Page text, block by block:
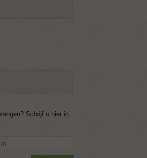
Schrijf u hier in..